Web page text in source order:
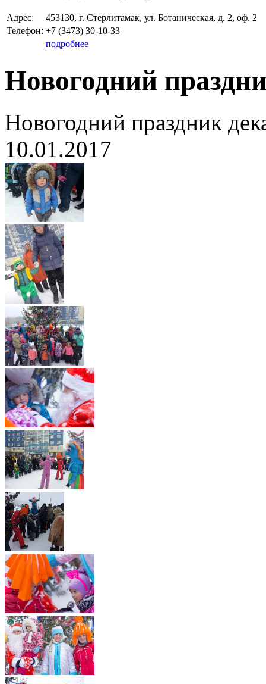
Адрес:
453130, г. Стерлитамак, ул. Ботаническая, д. 2, оф. 2
Телефон: +7 (3473) 30-10-33
подробнее
Новогодний
Новогодний праздник
10.01.2017